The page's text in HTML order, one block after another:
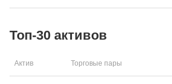
Топ-30 активов
Актив Торговые пары